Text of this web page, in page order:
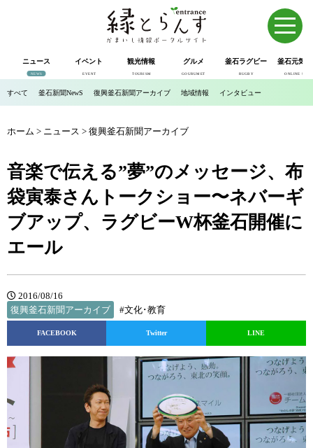
ニュース
NEWS
イベント
EVENT
観光情報
TOURISM
グルメ
GOURUMET
釜石ラグビー
RUGBY
釜石元気
ONLINE SHOP
すべて 釜石新聞NewS 復興釜石新聞アーカイブ 地域情報 インタビュー
ホーム > ニュース > 復興釜石新聞アーカイブ
音楽で伝える”夢”のメッセージ、布
袋寅泰さんトークショー〜ネバーギ
ブアップ、ラグビーW杯釜石開催に
エール
2016/08/16
復興釜石新聞アーカイブ
#文化･教育
FACEBOOK Twitter LINE